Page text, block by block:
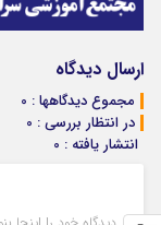
ارسال دیدگاه
مجموع دیدگاهها : 0
در انتظار بررسی : 0
انتشار یافته : 0